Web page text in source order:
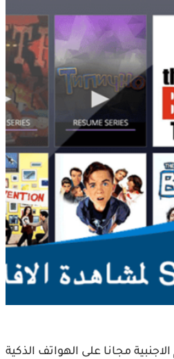
مجانا على الهواتف الذكية